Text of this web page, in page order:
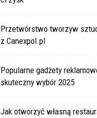
Przetwórstwo tworzyw
z Canexpol.pl
Popularne gadżety
skuteczny wybór 2025
Jak otworzyć własną